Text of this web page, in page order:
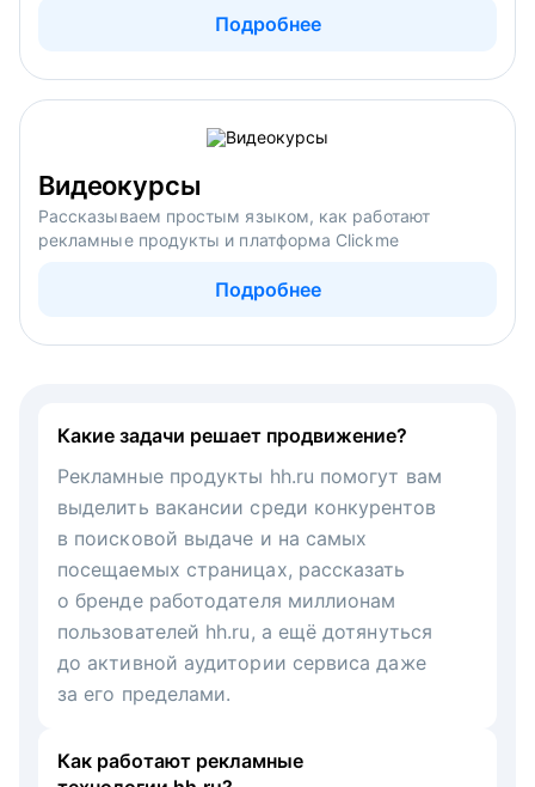
Подробнее
Видеокурсы
Рассказываем простым языком, как работают
рекламные продукты и платформа Clickme
Подробнее
Какие задачи решает продвижение?
Рекламные продукты hh.ru помогут вам
выделить вакансии среди конкурентов
в поисковой выдаче и на самых
посещаемых страницах, рассказать
о бренде работодателя миллионам
пользователей hh.ru, а ещё дотянуться
до активной аудитории сервиса даже
за его пределами.
Как работают рекламные